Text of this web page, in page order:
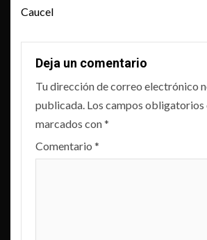
Caucel
Deja un comentario
Tu dirección de correo electrónico
publicada. Los campos obligatorios
marcados con*
Comentario *